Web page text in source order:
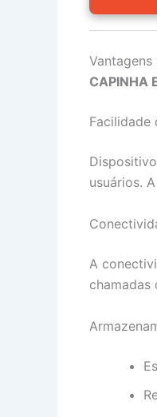
Vantagens
CAPINHA
Facilidade
usuários.
A
chamadas